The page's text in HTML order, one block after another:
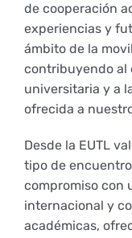
de cooperación
experiencias y
ámbito de la
contribuyendo al
universitaria y a
ofrecida a
Desde la EUTL
tipo de
compromiso con
internacional y
académicas,